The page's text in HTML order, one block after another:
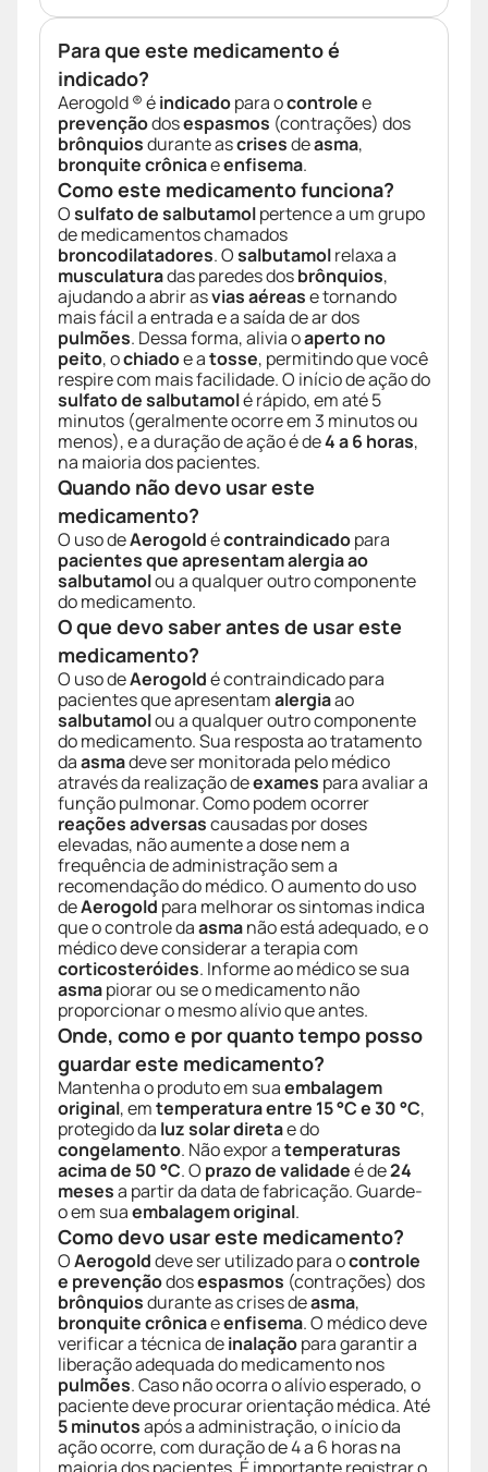
Para que este medicamento é
indicado?
Aerogold ® éindicadopara ocontrolee
prevençãodosespasmos (contrações) dos
brônquiosdurante ascrisesdeasma,
bronquite crônicaeenfisema.
Como este medicamento funciona?
Osulfato de salbutamolpertence a um grupo
de medicamentos chamados
broncodilatadores. Osalbutamolrelaxa a
musculaturadas paredes dosbrônquios,
ajudando a abrir asvias aérease tornando
mais fácil a entrada e a saída de ar dos
pulmões. Dessa forma, alivia oaperto no
peito, ochiadoe atosse, permitindo que você
respire com mais facilidade. O início de ação do
sulfato de salbutamolé rápido, em até 5
minutos (geralmente ocorre em 3 minutos ou
menos), e a duração de ação é de4 a 6 horas,
na maioria dos pacientes.
Quando não devo usar este
medicamento?
O uso deAerogoldécontraindicadopara
pacientes que apresentam alergia ao
salbutamolou a qualquer outro componente
do medicamento.
O que devo saber antes de usar este
medicamento?
O uso deAerogoldé contraindicado para
pacientes que apresentamalergiaao
salbutamolou a qualquer outro componente
do medicamento. Sua resposta ao tratamento
daasmadeve ser monitorada pelo médico
através da realização deexames para avaliar a
função pulmonar. Como podem ocorrer
reações adversascausadas por doses
elevadas, não aumente a dose nem a
frequência de administração sem a
recomendação do médico. O aumento do uso
deAerogold para melhorar os sintomas indica
que o controle daasmanão está adequado, e o
médico deve considerar a terapia com
corticosteróides. Informe ao médico se sua
asmapiorar ou se o medicamento não
proporcionar o mesmo alívio que antes.
Onde, como e por quanto tempo posso
guardar este medicamento?
Mantenha o produto em suaembalagem
original, emtemperatura entre 15 °C e 30 °C,
protegido da luz solar diretae do
congelamento. Não expor atemperaturas
acima de 50 °C. O prazo de validadeé de24
mesesa partir da data de fabricação. Guarde-
o em suaembalagem original.
Como devo usar este medicamento?
OAerogolddeve ser utilizado para ocontrole
e prevençãodosespasmos (contrações) dos
brônquiosdurante as crises deasma,
bronquite crônicaeenfisema. O médico deve
verificar a técnica deinalaçãopara garantir a
liberação adequada do medicamento nos
pulmões. Caso não ocorra o alívio esperado, o
paciente deve procurar orientação médica. Até
5 minutosapós a administração, o início da
ação ocorre, com duração de 4 a 6 horas na